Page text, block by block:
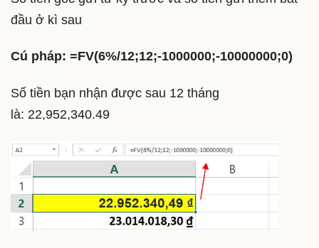
đầu ở kì sau
Cú pháp: =FV(6%/12;12;-1000000;-10000000;0)
Số tiền bạn nhận được sau 12 tháng
là: 22,952,340.49